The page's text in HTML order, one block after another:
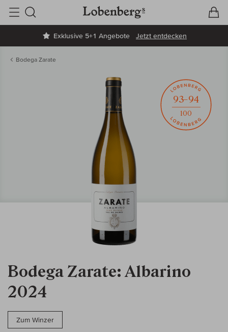
Exklusive 5+1 Angebote Jetzt entdecken
Suche
Bodega Zarate
Bodega Zarate: Albarino
2024
Zum Winzer
93–94
100